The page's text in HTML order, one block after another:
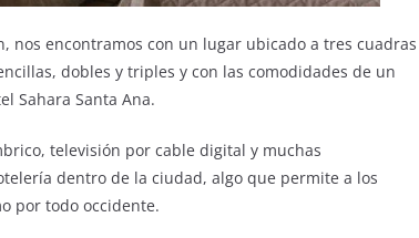
nos encontramos con un lugar ubicado a tres cuadras
dobles y triples y con las comodidades de un
Sahara Santa Ana.
televisión por cable digital y muchas
dentro de la ciudad, algo que permite a los
por todo occidente.